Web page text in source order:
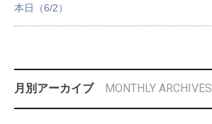
本日（6/2）
月別アーカイブ MONTHLY ARCHIVES